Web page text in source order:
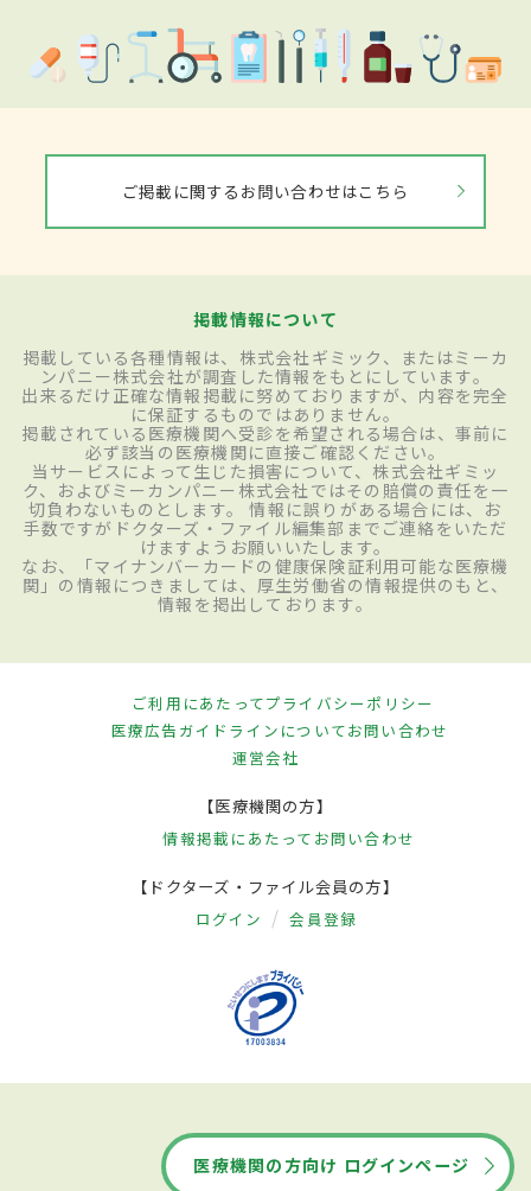
ご掲載に関するお問い合わせはこちら
掲載情報について
掲載している各種情報は、株式会社ギミック、またはミーカ
ンパニー株式会社が調査した情報をもとにしています。
出来るだけ正確な情報掲載に努めておりますが、内容を完全
に保証するものではありません。
掲載されている医療機関へ受診を希望される場合は、事前に
必ず該当の医療機関に直接ご確認ください。
当サービスによって生じた損害について、株式会社ギミッ
ク、およびミーカンパニー株式会社ではその賠償の責任を一
切負わないものとします。 情報に誤りがある場合には、お
手数ですがドクターズ・ファイル編集部までご連絡をいただ
けますようお願いいたします。
なお、「マイナンバーカードの健康保険証利用可能な医療機
関」の情報につきましては、厚生労働省の情報提供のもと、
情報を掲出しております。
ご利用にあたってプライバシーポリシー
医療広告ガイドラインについてお問い合わせ
運営会社
【医療機関の方】
情報掲載にあたって お問い合わせ
【ドクターズ・ファイル会員の方】
ログイン 会員登録
医療機関の方向け ログインページ